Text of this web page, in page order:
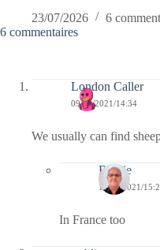
23/07/2026
6
6 commentaires
London Caller
09/03/2021/14:34
We usually can find
Bernie
10/03/2021/
In France too